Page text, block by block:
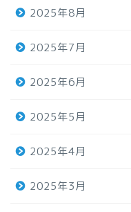
2025年8月
2025年7月
2025年6月
2025年5月
2025年4月
2025年3月